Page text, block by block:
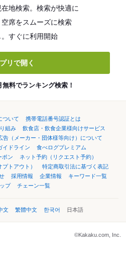
地検索。検索が快適に
席をスムーズに検索
すぐに利用開始
リで開く
料でランキング検索！
ついて
携帯電話番号認証とは
組み
飲食店・飲食企業様向けサービス
告（メーカー・団体様等向け）について
イドライン
食べログプレミアム
ポン
ネット予約（リクエスト予約）
トアウト）
特定商取引法に基づく表記
採用情報 企業情報
キーワード一覧
プ
チェーン一覧
文 繁體中文 한국어 日本語
©Kakaku.com, Inc.